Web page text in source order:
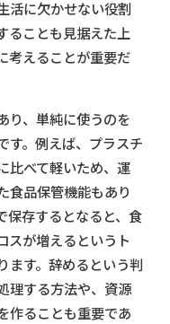
活に欠かせない役割
ることも見据えた上
考えることが重要だ
り、単純に使うのを
す。例えば、プラスチ
比べて軽いため、運
食品保管機能もあり
保存するとなると、食
スが増えるというト
ます。辞めるという判
理する方法や、資源
作ることも重要であ